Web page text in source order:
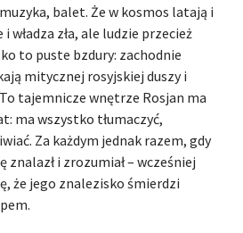
balet. Że w kosmos latają i
władza zła, ale ludzie przecież
to puste bzdury: zachodnie
mitycznej rosyjskiej duszy i
tajemnicze wnętrze Rosjan ma
ma wszystko tłumaczyć,
Za każdym jednak razem, gdy
znalazł i zrozumiał – wcześniej
że jego znalezisko śmierdzi